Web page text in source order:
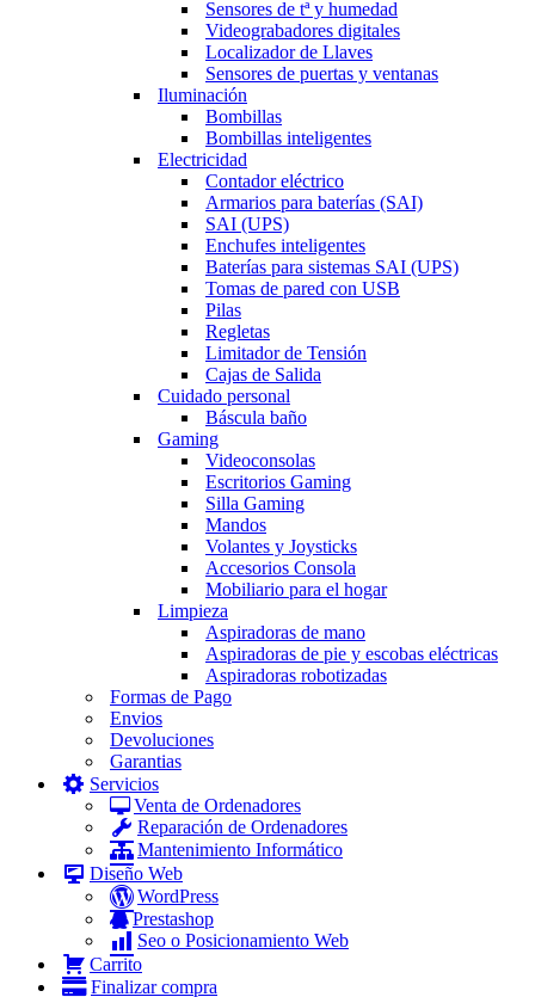
Sensores de tª y humedad
Videograbadores digitales
Localizador de Llaves
Sensores de puertas y ventanas
Iluminación
Bombillas
Bombillas inteligentes
Electricidad
Contador eléctrico
Armarios para baterías (SAI)
SAI (UPS)
Enchufes inteligentes
Baterías para sistemas SAI (UPS)
Tomas de pared con USB
Pilas
Regletas
Limitador de Tensión
Cajas de Salida
Cuidado personal
Báscula baño
Gaming
Videoconsolas
Escritorios Gaming
Silla Gaming
Mandos
Volantes y Joysticks
Accesorios Consola
Mobiliario para el hogar
Limpieza
Aspiradoras de mano
Aspiradoras de pie y escobas eléctricas
Aspiradoras robotizadas
Formas de Pago
Envios
Devoluciones
Garantias
Servicios
Venta de Ordenadores
Reparación de Ordenadores
Mantenimiento Informático
Diseño Web
WordPress
Prestashop
Seo o Posicionamiento Web
Carrito
Finalizar compra